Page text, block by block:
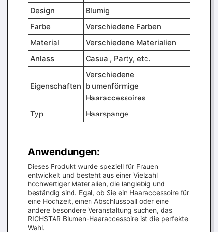
Design
Blumig
Farbe
Verschiedene Farben
Material
Verschiedene Materialien
Anlass
Casual, Party, etc.
Eigenschaften
Verschiedene
blumenförmige
Haaraccessoires
Typ
Haarspange
Anwendungen:
Dieses Produkt wurde speziell für Frauen
entwickelt und besteht aus einer Vielzahl
hochwertiger Materialien, die langlebig und
beständig sind. Egal, ob Sie ein Haaraccessoire für
eine Hochzeit, einen Abschlussball oder eine
andere besondere Veranstaltung suchen, das
RICHSTAR Blumen-Haaraccessoire ist die perfekte
Wahl.